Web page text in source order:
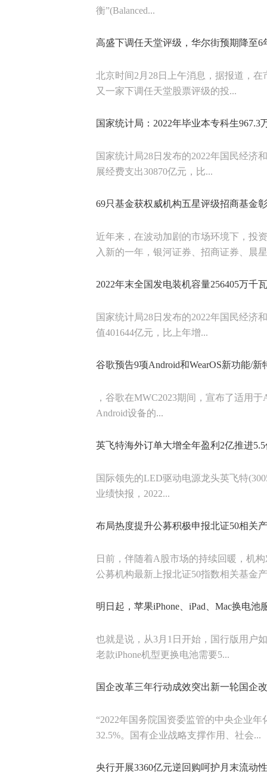
衡”(Balanced...
高盛下调任天堂评级，华尔街预期降至6
北京时间2月28日上午消息，据报道，
又一家下调任天堂股票评级的投...
国家统计局：2022年毕业本专科生967.3
国家统计局28日发布的2022年国民经济
展经费支出30870亿元，比...
69只基金获权威机构五星评级招商基金
近年来，在波动加剧的市场环境下，投
入新的一年，银河证券、招商证券、晨
2022年末全国发电装机容量256405万千
国家统计局28日发布的2022年国民经济
值401644亿元，比上年增...
谷歌预告9项Android和WearOS新功能/
，谷歌在MWC2023期间，宣布了适用
Android设备的...
英飞特海外订单大增全年盈利2亿推进
国际领先的LED驱动电源龙头英飞特
业绩快报，2022...
布局热度提升公募积极申报北证50相关
日前，伴随着A股市场的持续回暖，机
公募机构最新上报北证50指数相关基金
明日起，苹果iPhone、iPad、Mac换电池
也就是说，从3月1日开始，国行版用户
老款iPhone机型更换电池需要5...
国企改革三年行动成效突出新一轮国企
“2022年国务院国资委监管的中央企业
32.5%。国有企业战略支撑作用、社会...
央行开展3360亿元逆回购呵护月末流动